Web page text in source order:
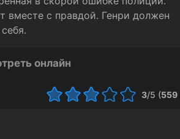
вместе с правдой. Генри должен
онлайн
3/5 (559